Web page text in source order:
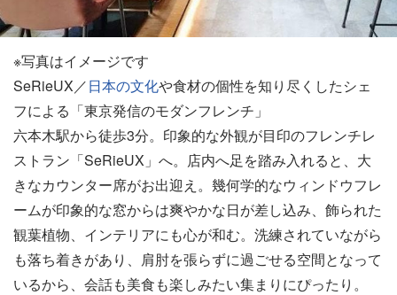
※写真はイメージです
SeRieUX／日本の文化や食材の個性を知り尽くしたシェ
フによる「東京発信のモダンフレンチ」
六本木駅から徒歩3分。印象的な外観が目印のフレンチレ
ストラン「SeRieUX」へ。店内へ足を踏み入れると、大
きなカウンター席がお出迎え。幾何学的なウィンドウフレ
ームが印象的な窓からは爽やかな日が差し込み、飾られた
観葉植物、インテリアにも心が和む。洗練されていながら
も落ち着きがあり、肩肘を張らずに過ごせる空間となって
いるから、会話も美食も楽しみたい集まりにぴったり。